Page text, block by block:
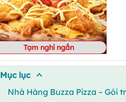
Tạm nghỉ ngắn
Mục lục
Nhà Hàng Buzza Pizza –